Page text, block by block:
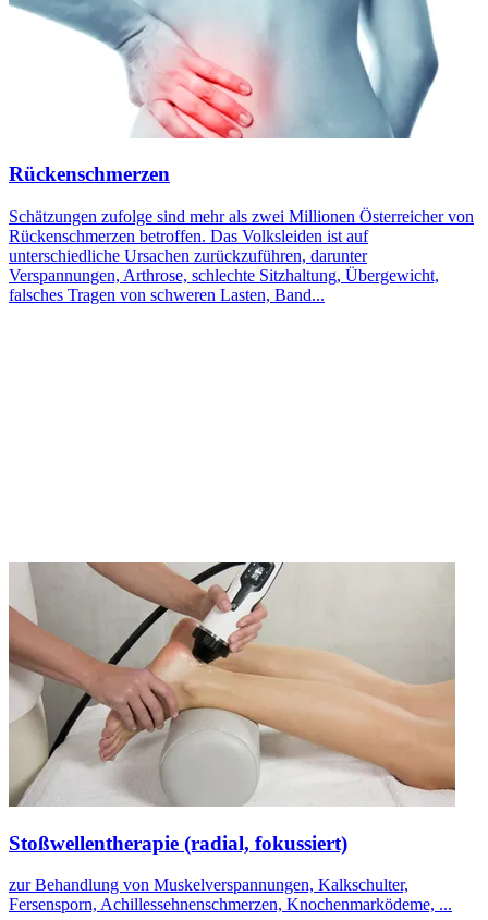
Rückenschmerzen
Schätzungen zufolge sind mehr als zwei Millionen Österreicher von
Rückenschmerzen betroffen. Das Volksleiden ist auf
unterschiedliche Ursachen zurückzuführen, darunter
Verspannungen, Arthrose, schlechte Sitzhaltung, Übergewicht,
falsches Tragen von schweren Lasten, Band...
Stoßwellentherapie (radial, fokussiert)
zur Behandlung von Muskelverspannungen, Kalkschulter,
Fersensporn, Achillessehnenschmerzen, Knochenmarködeme, ...